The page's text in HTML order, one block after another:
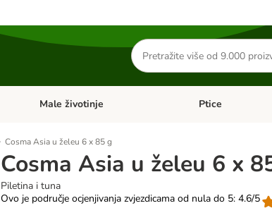
Traži
proizvode
Pregled kategorija: Mačke
Male životinje Pregled
Ptice
Cosma Asia u želeu 6 x 85 g
Cosma Asia u želeu 6 x
Piletina i tuna
Ovo je područje ocjenjivanja zvjezdicama od nula do 5: 4.6/5